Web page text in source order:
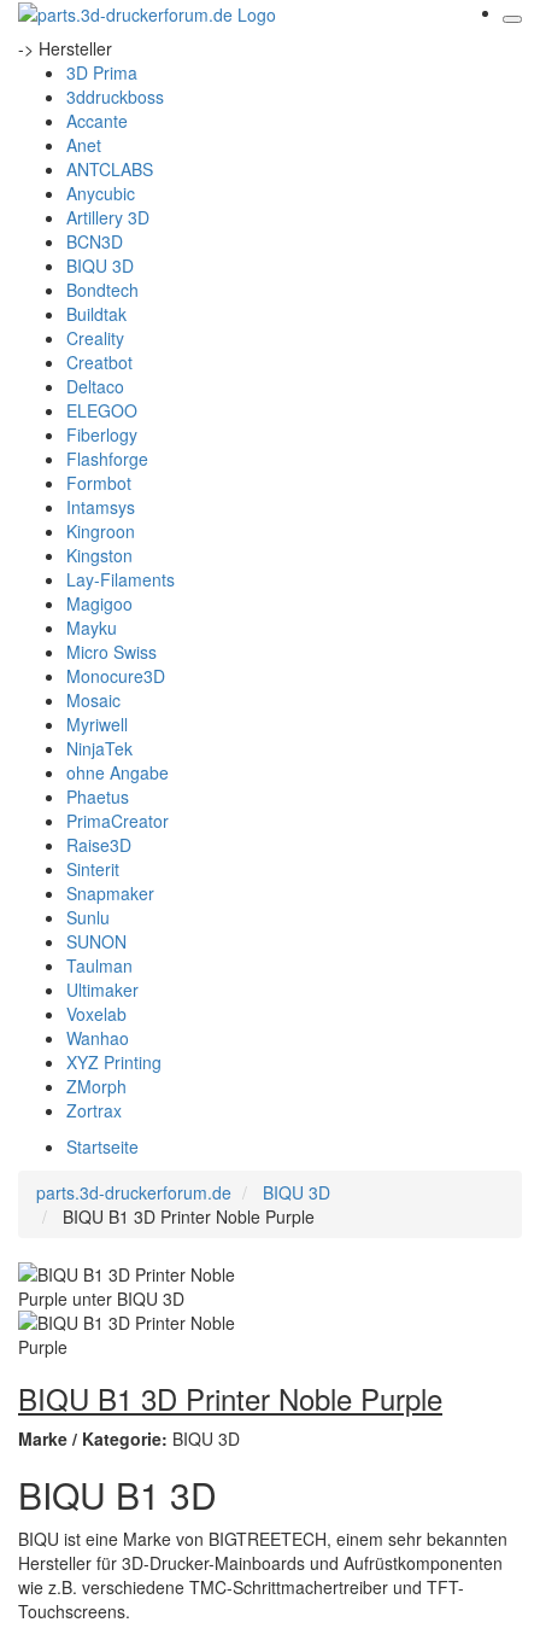
-> Hersteller
3D Prima
3ddruckboss
Accante
Anet
ANTCLABS
Anycubic
Artillery 3D
BCN3D
BIQU 3D
Bondtech
Buildtak
Creality
Creatbot
Deltaco
ELEGOO
Fiberlogy
Flashforge
Formbot
Intamsys
Kingroon
Kingston
Lay-Filaments
Magigoo
Mayku
Micro Swiss
Monocure3D
Mosaic
Myriwell
NinjaTek
ohne Angabe
Phaetus
PrimaCreator
Raise3D
Sinterit
Snapmaker
Sunlu
SUNON
Taulman
Ultimaker
Voxelab
Wanhao
XYZ Printing
ZMorph
Zortrax
Startseite
parts.3d-druckerforum.de
BIQU 3D
BIQU B1 3D Printer Noble Purple
BIQU B1 3D Printer Noble Purple
Marke / Kategorie: BIQU 3D
BIQU B1 3D
BIQU ist eine Marke von BIGTREETECH, einem sehr bekannten
Hersteller für 3D-Drucker-Mainboards und Aufrüstkomponenten
wie z.B. verschiedene TMC-Schrittmachertreiber und TFT-
Touchscreens.